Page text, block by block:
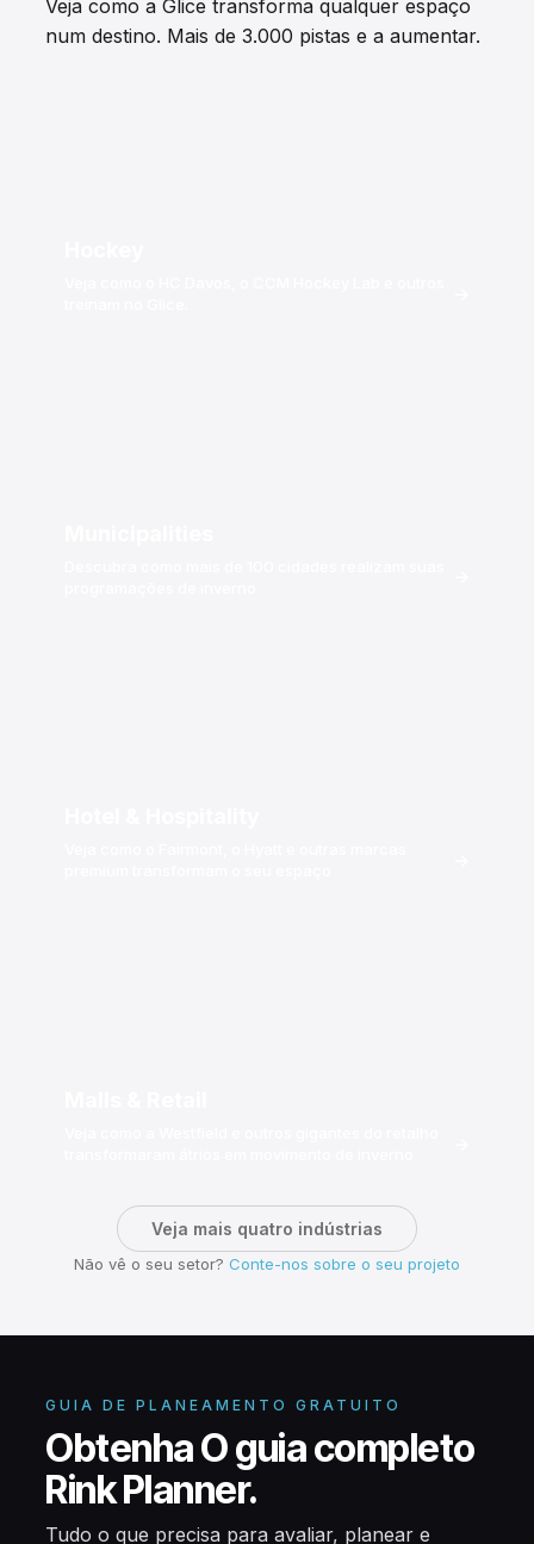
Veja como a Glice transforma qualquer espaço
num destino. Mais de 3.000 pistas e a aumentar.
Veja mais quatro indústrias
Não vê o seu setor? Conte-nos sobre o seu projeto
GUIA DE PLANEAMENTO GRATUITO
Obtenha O guia completo
Rink Planner.
Tudo o que precisa para avaliar, planear e